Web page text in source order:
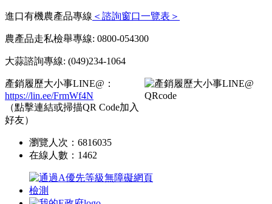
進口有機農產品專線 ＜諮詢窗口一覽表＞
農產品走私檢舉專線: 0800-054300
大蒜諮詢專線: (049)234-1064
產銷履歷大小事LINE@：
https://lin.ee/FrmWf4N
（點擊連結或掃描QR Code加入
好友）
瀏覽人次： 6816035
在線人數： 1462